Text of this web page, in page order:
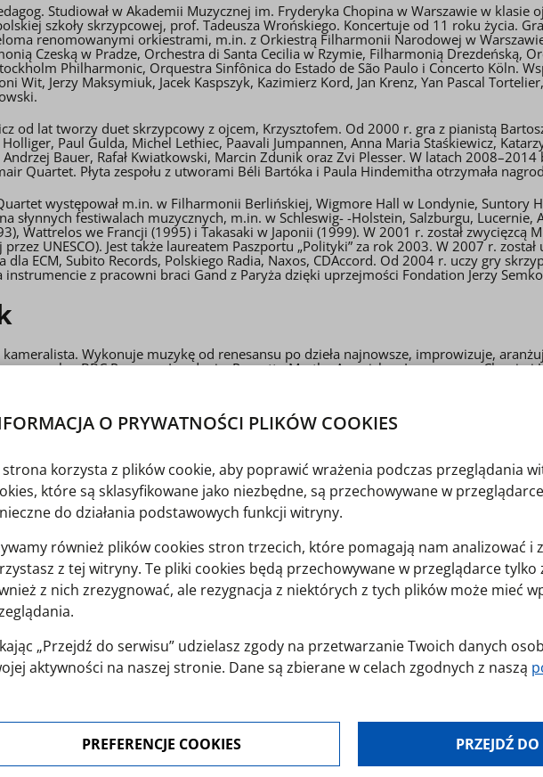
Studiował w Akademii Muzycznej im. Fryderyka Chopina w Warszawie w klasie
szkoły skrzypcowej, prof. Tadeusza Wrońskiego. Koncertuje od 11 roku życia.
renomowanymi orkiestrami, m.in. z Orkiestrą Filharmonii Narodowej w
Czeską w Pradze, Orchestra di Santa Cecilia w Rzymie, Filharmonią Drezdeńską,
Philharmonic, Orquestra Sinfônica do Estado de São Paulo i Concerto Köln.
Wit, Jerzy Maksymiuk, Jacek Kaspszyk, Kazimierz Kord, Jan Krenz, Yan Pascal
od lat tworzy duet skrzypcowy z ojcem, Krzysztofem. Od 2000 r. gra z pianistą
Paul Gulda, Michel Lethiec, Paavali Jumpannen, Anna Maria Staśkiewicz,
Bauer, Rafał Kwiatkowski, Marcin Zdunik oraz Zvi Plesser. W latach
Quartet. Płyta zespołu z utworami Béli Bartóka i Paula Hindemitha otrzymała
występował m.in. w Filharmonii Berlińskiej, Wigmore Hall w Londynie, Suntory
słynnych festiwalach muzycznych, m.in. w Schleswig- -Holstein, Salzburgu,
Wattrelos we Francji (1995) i Takasaki w Japonii (1999). W 2001 r. został zwycięzcą
UNESCO). Jest także laureatem Paszportu „Polityki” za rok 2003. W 2007 r.
dla ECM, Subito Records, Polskiego Radia, Naxos, CDAccord. Od 2004 r. uczy gry
instrumencie z pracowni braci Gand z Paryża dzięki uprzejmości Fondation Jerzy
Wykonuje muzykę od renesansu po dzieła najnowsze, improwizuje,
– BBC Proms w Londynie, Progetto Martha Argerich w Lugano oraz Chopin i
wielu renomowanych sal, m.in. Carnegie Hall w Nowym Jorku, Cadogan Hall w
z inspirującymi muzykami, m.in. z Nelsonem Goenerem, Gerardem Causse,
Connects the World miał przywilej koncertować wspólnie z Gidonem
Narodowej w Warszawie.
I nagrody, Grand Prix oraz 9 innych nagród w VI Międzynarodowym Konkursie
Radio w Bratysławie na Międzynarodowym Forum Młodych Wykonawców
płytowych dla Polskiego Radia i Telewizji oraz dla Radia Słowackiego.
doktora habilitowanego sztuk muzycznych.
O PRYWATNOŚCI PLIKÓW COOKIES
strona korzysta z plików cookie, aby poprawić wrażenia podczas przeglądania
które są sklasyfikowane jako niezbędne, są przechowywane w
do działania podstawowych funkcji witryny.
również plików cookies stron trzecich, które pomagają nam analizować i
z tej witryny. Te pliki cookies będą przechowywane w przeglądarce tylko
z nich zrezygnować, ale rezygnacja z niektórych z tych plików może mieć
„Przejdź do serwisu” udzielasz zgody na przetwarzanie Twoich danych
aktywności na naszej stronie. Dane są zbierane w celach zgodnych z naszą
każdej chwili możesz modyfikować udzielone zgody w zakładce: informacje i
cookies.
PREFERENCJE COOKIES PRZEJDŹ